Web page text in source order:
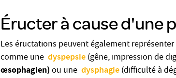
Éructer à cause d'une
Les éructations peuvent également
comme une dyspepsie(gêne, impression de
œsophagien) ou une dysphagie(difficulté à